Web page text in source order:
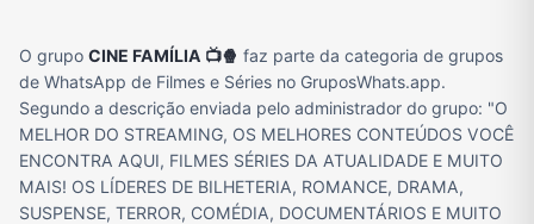
O grupo CINE FAMÍLIA 📺🍿 faz parte da categoria de grupos
de WhatsApp de Filmes e Séries no GruposWhats.app.
Segundo a descrição enviada pelo administrador do grupo: "O
MELHOR DO STREAMING, OS MELHORES CONTEÚDOS VOCÊ
ENCONTRA AQUI, FILMES SÉRIES DA ATUALIDADE E MUITO
MAIS! OS LÍDERES DE BILHETERIA, ROMANCE, DRAMA,
SUSPENSE, TERROR, COMÉDIA, DOCUMENTÁRIOS E MUITO